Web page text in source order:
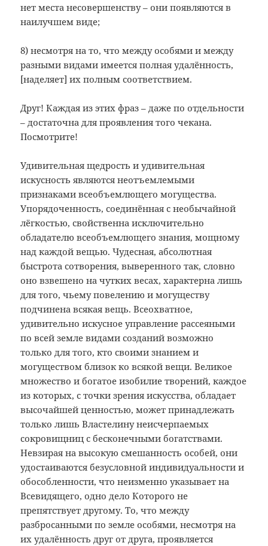
нет места несовершенству – они появляются в
наилучшем виде;
8) несмотря на то, что между особями и между
разными видами имеется полная удалённость,
[наделяет] их полным соответствием.
Друг! Каждая из этих фраз – даже по отдельности
– достаточна для проявления того чекана.
Посмотрите!
Удивительная щедрость и удивительная
искусность являются неотъемлемыми
признаками всеобъемлющего могущества.
Упорядоченность, соединённая с необычайной
лёгкостью, свойственна исключительно
обладателю всеобъемлющего знания, мощному
над каждой вещью. Чудесная, абсолютная
быстрота сотворения, выверенного так, словно
оно взвешено на чутких весах, характерна лишь
для того, чьему повелению и могуществу
подчинена всякая вещь. Всеохватное,
удивительно искусное управление рассеяными
по всей земле видами созданий возможно
только для того, кто своими знанием и
могуществом близок ко всякой вещи. Великое
множество и богатое изобилие творений, каждое
из которых, с точки зрения искусства, обладает
высочайшей ценностью, может принадлежать
только лишь Властелину неисчерпаемых
сокровищниц с бесконечными богатствами.
Невзирая на высокую смешанность особей, они
удостаиваются безусловной индивидуальности и
обособленности, что неизменно указывает на
Всевидящего, одно дело Которого не
препятствует другому. То, что между
разбросанными по земле особями, несмотря на
их удалённость друг от друга, проявляется